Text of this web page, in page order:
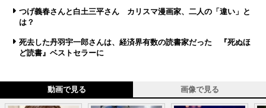
つげ義春さんと白土三平さん カリスマ漫画家、二人の「違い」と
は？
死去した丹羽宇一郎さんは、経済界有数の読書家だった 『死ぬほ
ど読書』ベストセラーに
動画で見る 画像で見る